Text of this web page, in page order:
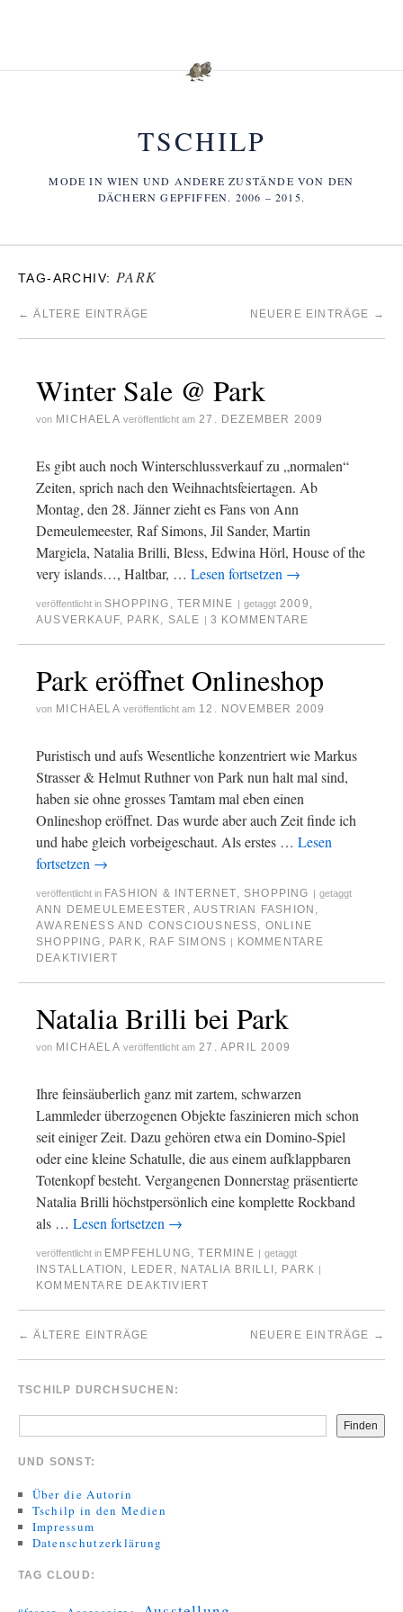
TSCHILP
MODE IN WIEN UND ANDERE ZUSTÄNDE VON DEN
DÄCHERN GEPFIFFEN. 2006 – 2015.
TAG-ARCHIV: PARK
← ÄLTERE EINTRÄGE NEUERE EINTRÄGE →
Winter Sale @ Park
von MICHAELA veröffentlicht am 27. DEZEMBER 2009
Es gibt auch noch Winterschlussverkauf zu „normalen“
Zeiten, sprich nach den Weihnachtsfeiertagen. Ab
Montag, den 28. Jänner zieht es Fans von Ann
Demeulemeester, Raf Simons, Jil Sander, Martin
Margiela, Natalia Brilli, Bless, Edwina Hörl, House of the
very islands…, Haltbar, … Lesen fortsetzen →
veröffentlicht in SHOPPING ,TERMINE | getaggt 2009 ,
AUSVERKAUF, PARK, SALE | 3 KOMMENTARE
Park eröffnet Onlineshop
von MICHAELA veröffentlicht am 12. NOVEMBER 2009
Puristisch und aufs Wesentliche konzentriert wie Markus
Strasser & Helmut Ruthner von Park nun halt mal sind,
haben sie ohne grosses Tamtam mal eben einen
Onlineshop eröffnet. Das wurde aber auch Zeit finde ich
und habe gleich vorbeigeschaut. Als erstes … Lesen
fortsetzen →
veröffentlicht in FASHION & INTERNET, SHOPPING | getaggt
ANN DEMEULEMEESTER ,AUSTRIAN FASHION ,
AWARENESS AND CONSCIOUSNESS, ONLINE
SHOPPING , PARK, RAF SIMONS |
KOMMENTARE
DEAKTIVIERT
Natalia Brilli bei Park
von MICHAELA veröffentlicht am 27. APRIL 2009
Ihre feinsäuberlich ganz mit zartem, schwarzen
Lammleder überzogenen Objekte faszinieren mich schon
seit einiger Zeit. Dazu gehören etwa ein Domino-Spiel
oder eine kleine Schatulle, die aus einem aufklappbaren
Totenkopf besteht. Vergangenen Donnerstag präsentierte
Natalia Brilli höchstpersönlich eine komplette Rockband
als … Lesen fortsetzen →
veröffentlicht in EMPFEHLUNG,TERMINE | getaggt
INSTALLATION , LEDER , NATALIA BRILLI , PARK |
KOMMENTARE DEAKTIVIERT
← ÄLTERE EINTRÄGE NEUERE EINTRÄGE →
TSCHILP DURCHSUCHEN:
Finden
UND SONST:
Über die Autorin
Tschilp in den Medien
Impressum
Datenschutzerklärung
TAG CLOUD: